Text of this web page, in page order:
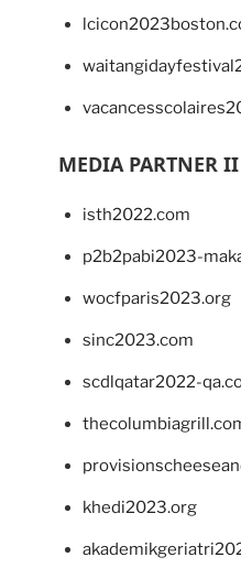
MEDIA PARTNER II
isth2022.com
p2b2pabi2023-
wocfparis2023.org
sinc2023.com
scdlqatar2022-
khedi2023.org